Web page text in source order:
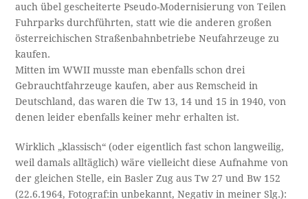
auch übel gescheiterte Pseudo-Modernisierung von Teilen
Fuhrparks durchführten, statt wie die anderen großen
österreichischen Straßenbahnbetriebe Neufahrzeuge zu
kaufen.
Mitten im WWII musste man ebenfalls schon drei
Gebrauchtfahrzeuge kaufen, aber aus Remscheid in
Deutschland, das waren die Tw 13, 14 und 15 in 1940, von
denen leider ebenfalls keiner mehr erhalten ist.
Wirklich „klassisch“ (oder eigentlich fast schon langweilig,
weil damals alltäglich) wäre vielleicht diese Aufnahme von
der gleichen Stelle, ein Basler Zug aus Tw 27 und Bw 152
(22.6.1964, Fotograf:in unbekannt, Negativ in meiner Slg.):